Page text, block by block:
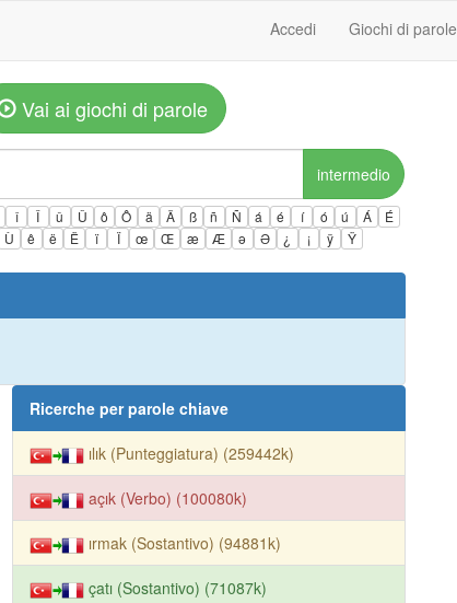
Accedi Giochi di parole
Vai ai giochi di parole
intermedio
î Î û Û ô Ô ä Ä ß ñ Ñ á é í ó ú Á
É
Ù ê ë Ë ï Ï œ Œ æ Æ ə Ə ¿ ¡ ÿ Ÿ
Ricerche per parole chiave
ılık (Punteggiatura) (259442k)
açık (Verbo) (100080k)
ırmak (Sostantivo) (94881k)
çatı (Sostantivo) (71087k)